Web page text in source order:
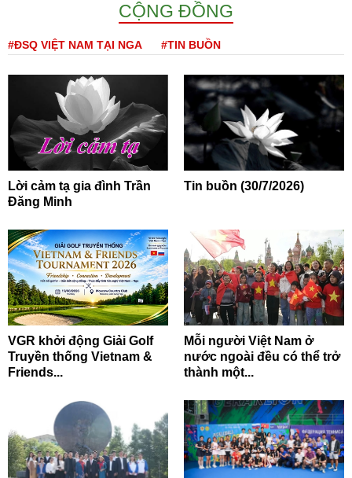
CỘNG ĐỒNG
#ĐSQ VIỆT NAM TẠI NGA #TIN BUỒN
Lời cảm tạ gia đình Trần
Đăng Minh
Tin buồn (30/7/2026)
VGR khởi động Giải Golf
Truyền thống Vietnam &
Friends...
Mỗi người Việt Nam ở
nước ngoài đều có thể trở
thành một...